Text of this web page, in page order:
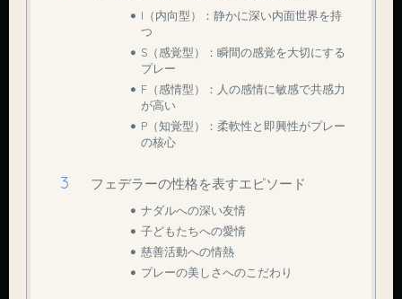
I（内向型）：静かに深い内面世界を持
つ
S（感覚型）：瞬間の感覚を大切にする
プレー
F（感情型）：人の感情に敏感で共感力
が高い
P（知覚型）：柔軟性と即興性がプレー
の核心
フェデラーの性格を表すエピソード
ナダルへの深い友情
子どもたちへの愛情
慈善活動への情熱
プレーの美しさへのこだわり